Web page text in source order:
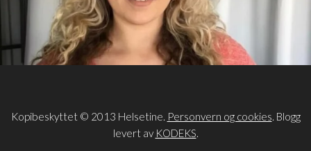
Kopibeskyttet © 2013 Helsetine. Personvern og cookies. Blogg
levert av KODEKS.